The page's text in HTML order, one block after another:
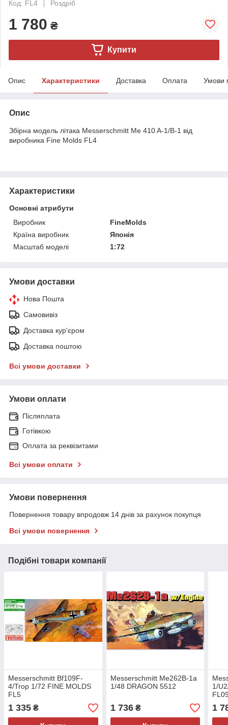
Код: FL4
Роздріб
1 780 ₴
Купити
Опис Характеристики Доставка Оплата Умови
Опис
Збірна модель літака Messerschmitt Me 410 A-1/B-1 від
виробника Fine Molds FL4
Характеристики
Основні атрибути
Виробник
FineMolds
Країна виробник
Японія
Масштаб моделі
1:72
Умови доставки
Нова Пошта
Самовивіз
Доставка кур'єром
Доставка поштою
Всі умови доставки
Умови оплати
Післяплата
Готівкою
Оплата за реквізитами
Всі умови оплати
Умови повернення
Повернення товару впродовж 14 днів за рахунок покупця
Всі умови повернення
Подібні товари компанії
Messerschmitt Bf109F-
4/Trop 1/72 FINE MOLDS
FL5
1 335 ₴
Messerschmitt Me262B-1a
1/48 DRAGON 5512
1 736₴
1/
1